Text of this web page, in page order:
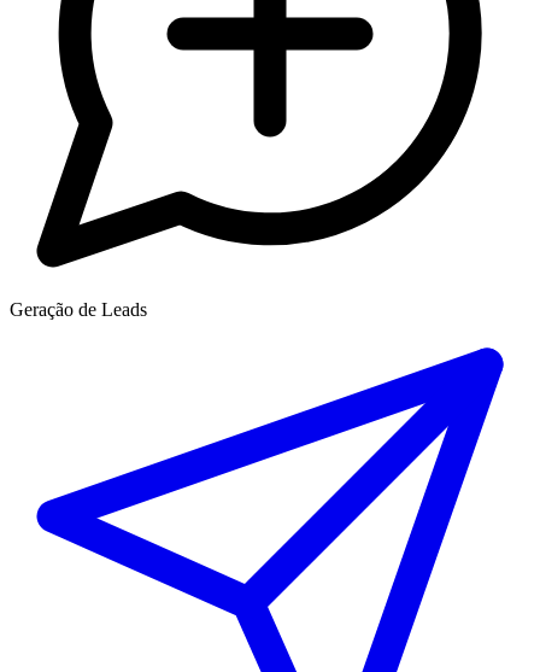
Geração de Leads